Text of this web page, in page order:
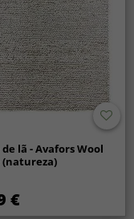
lã - Avafors Wool
(natureza)
€